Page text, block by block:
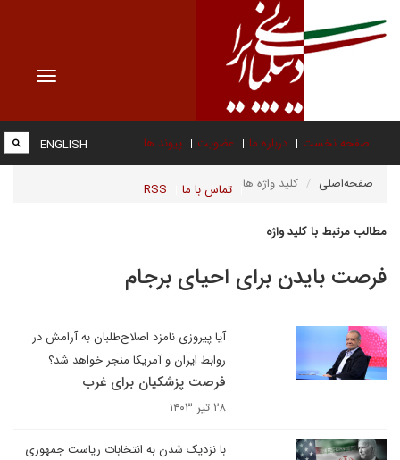
Toggle
صفحه نخست درباره ما عضویت پیوند ها
تماس با ما RSS
ENGLISH
صفحه‌اصلی کلید واژه ها
مطالب مرتبط با کلید واژه
فرصت بایدن برای احیای برجام
آیا پیروزی نامزد اصلاح‌طلبان به آرامش در
روابط ایران و آمریکا منجر خواهد شد؟
فرصت پزشکیان برای غرب
۲۸ تیر ۱۴۰۳
با نزدیک شدن به انتخابات ریاست جمهوری